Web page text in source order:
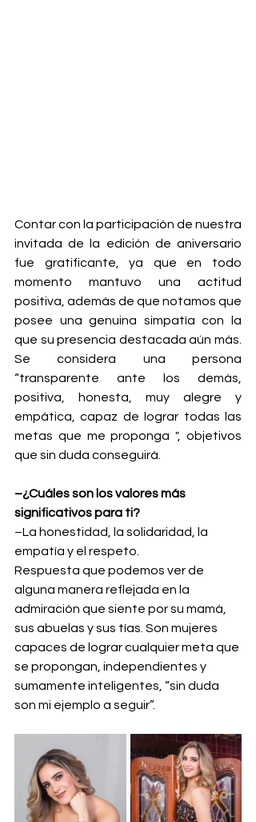
Contar con la participación de nuestra
invitada de la edición de aniversario
fue gratificante, ya que en todo
momento mantuvo una actitud
positiva, además de que notamos que
posee una genuina simpatía con la
que su presencia destacada aún más.
Se considera una persona
“transparente ante los demás,
positiva, honesta, muy alegre y
empática, capaz de lograr todas las
metas que me proponga ", objetivos
que sin duda conseguirá.
–¿Cuáles son los valores más
significativos para ti?
–La honestidad, la solidaridad, la
empatía y el respeto.
Respuesta que podemos ver de
alguna manera reflejada en la
admiración que siente por su mamá,
sus abuelas y sus tías. Son mujeres
capaces de lograr cualquier meta que
se propongan, independientes y
sumamente inteligentes, “sin duda
son mi ejemplo a seguir”.